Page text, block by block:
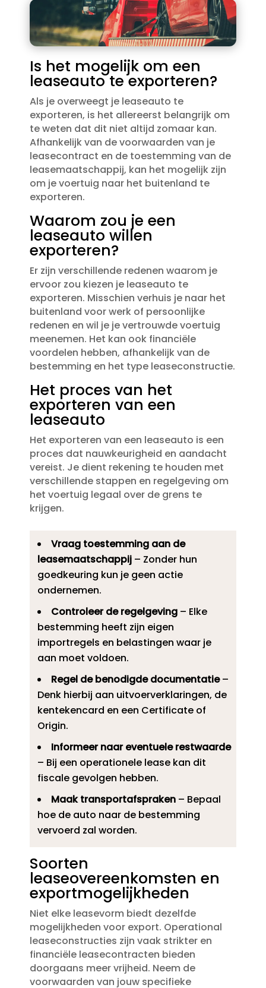
Is het mogelijk om een
leaseauto te exporteren?
Als je overweegt je leaseauto te
exporteren, is het allereerst belangrijk om
te weten dat dit niet altijd zomaar kan.​
Afhankelijk van de voorwaarden van je
leasecontract en de toestemming van de
leasemaatschappij, kan het mogelijk zijn
om je voertuig naar het buitenland te
exporteren.​
Waarom zou je een
leaseauto willen
exporteren?
Er zijn verschillende redenen waarom je
ervoor zou kiezen je leaseauto te
exporteren.​ Misschien verhuis je naar het
buitenland voor werk of persoonlijke
redenen en wil je je vertrouwde voertuig
meenemen.​ Het kan ook financiële
voordelen hebben, afhankelijk van de
bestemming en het type leaseconstructie.​
Het proces van het
exporteren van een
leaseauto
Het exporteren van een leaseauto is een
proces dat nauwkeurigheid en aandacht
vereist.​ Je dient rekening te houden met
verschillende stappen en regelgeving om
het voertuig legaal over de grens te
krijgen.​
Vraag toestemming aan de
leasemaatschappij– Zonder hun
goedkeuring kun je geen actie
ondernemen.​
Controleer de regelgeving– Elke
bestemming heeft zijn eigen
importregels en belastingen waar je
aan moet voldoen.​
Regel de benodigde documentatie–
Denk hierbij aan uitvoerverklaringen, de
kentekencard en een Certificate of
Origin.​
Informeer naar eventuele restwaarde
– Bij een operationele lease kan dit
fiscale gevolgen hebben.​
Maak transportafspraken– Bepaal
hoe de auto naar de bestemming
vervoerd zal worden.​
Soorten
leaseovereenkomsten en
exportmogelijkheden
Niet elke leasevorm biedt dezelfde
mogelijkheden voor export.​ Operational
leaseconstructies zijn vaak strikter en
financiële leasecontracten bieden
doorgaans meer vrijheid.​ Neem de
voorwaarden van jouw specifieke